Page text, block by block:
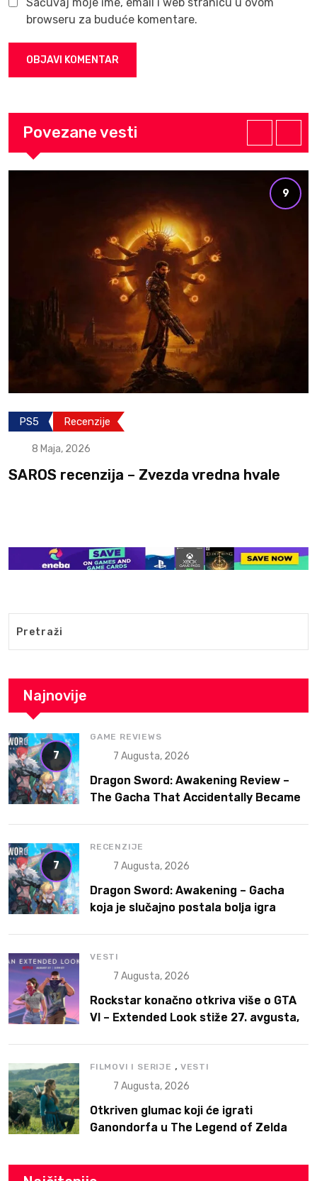
browseru za buduće komentare.
Povezane vesti
9
PS5 Recenzije
8 Maja, 2026
SAROS recenzija – Zvezda vredna hvale
Najnovije
7
GAME REVIEWS
7 Augusta, 2026
Dragon Sword: Awakening Review –
The Gacha That Accidentally Became
7
RECENZIJE
7 Augusta, 2026
Dragon Sword: Awakening – Gacha
koja je slučajno postala bolja igra
VESTI
7 Augusta, 2026
Rockstar konačno otkriva više o GTA
VI – Extended Look stiže 27. avgusta,
FILMOVI I SERIJE , VESTI
7 Augusta, 2026
Otkriven glumac koji će igrati
Ganondorfa u The Legend of Zelda